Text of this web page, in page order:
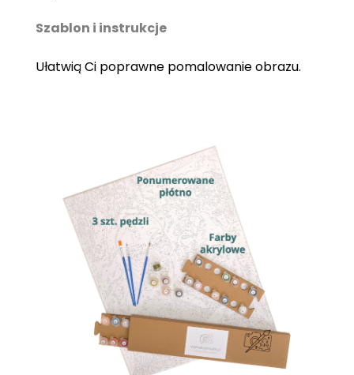
Szablon i instrukcje
Ułatwią Ci poprawne pomalowanie obrazu.